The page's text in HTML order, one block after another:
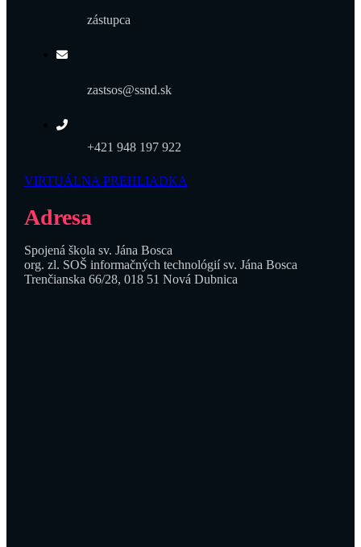
zástupca
zastsos@ssnd.sk
+421 948 197 922
VIRTUÁLNA PREHLIADKA
Adresa
Spojená škola sv. Jána Bosca
org. zl. SOŠ informačných technológií sv. Jána Bosca
Trenčianska 66/28, 018 51 Nová Dubnica